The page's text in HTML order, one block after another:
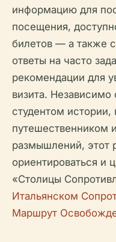
информацию для
посещения,
билетов — а также
ответы на часто
рекомендации для
визита. Независимо
студентом истории,
путешественником
размышлений, этот
ориентироваться и
«Столицы
Итальянском
Маршрут